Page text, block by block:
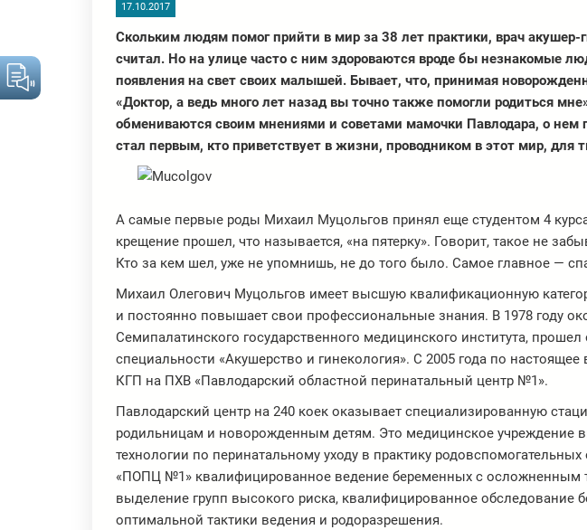
17.10.2017
Скольким людям помог прийти в мир за 38 лет практики, врач акушер-
считал. Но на улице часто с ним здороваются вроде бы незнакомые
появления на свет своих малышей. Бывает, что, принимая
«Доктор, а ведь много лет назад вы точно также помогли родиться
обмениваются своим мнениями и советами мамочки Павлодара, о нем
стал первым, кто приветствует в жизни, проводником в этот мир, для
А самые первые роды Михаил Муцольгов принял еще студентом 4
крещение прошел, что называется, «на пятерку». Говорит, такое не
Кто за кем шел, уже не упомнишь, не до того было. Самое главное —
Михаил Олегович Муцольгов имеет высшую квалификационную
и постоянно повышает свои профессиональные знания. В 1978 году
Семипалатинского государственного медицинского института, прошел
специальности «Акушерство и гинекология». С 2005 года по
КГП на ПХВ «Павлодарский областной перинатальный центр №1».
Павлодарский центр на 240 коек оказывает специализированную
родильницам и новорожденным детям. Это медицинское учреждение
технологии по перинатальному уходу в практику
«ПОПЦ №1» квалифицированное ведение беременных с осложненным
выделение групп высокого риска, квалифицированное обследование
оптимальной тактики ведения и родоразрешения.